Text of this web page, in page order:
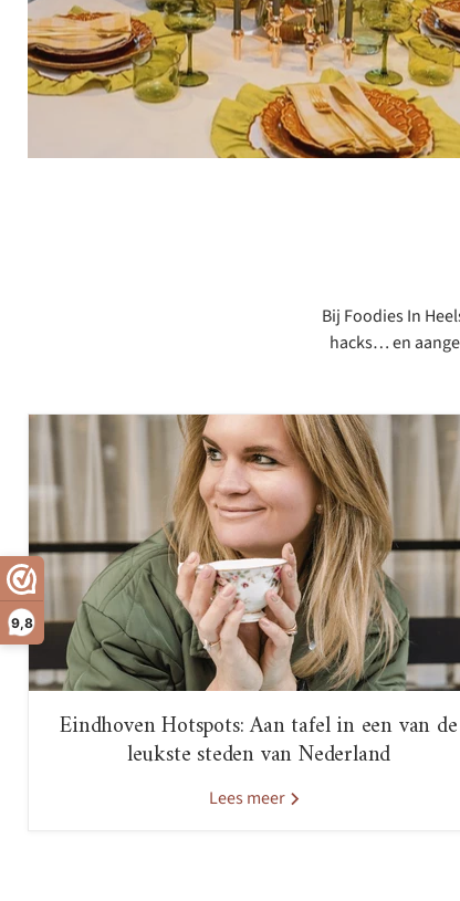
9,8
Bij Foodies In
hacks… en
Eindhoven Hotspots: Aan tafel in een van de
leukste steden van Nederland
Lees meer